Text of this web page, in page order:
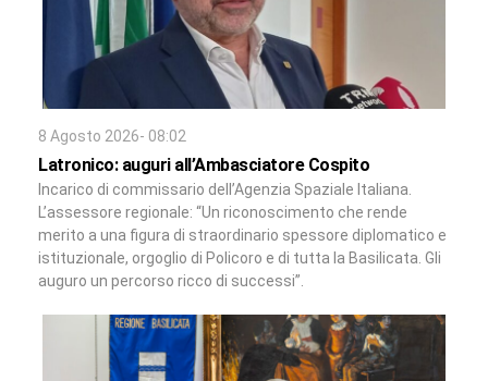
8 Agosto 2026- 08:02
Latronico: auguri all’Ambasciatore Cospito
Incarico di commissario dell’Agenzia Spaziale Italiana.
L’assessore regionale: “Un riconoscimento che rende
merito a una figura di straordinario spessore diplomatico e
istituzionale, orgoglio di Policoro e di tutta la Basilicata. Gli
auguro un percorso ricco di successi”.